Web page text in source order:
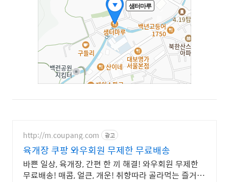
http://m.coupang.com 광고
육개장 쿠팡 와우회원 무제한 무료배송
바쁜 일상, 육개장, 간편 한 끼 해결! 와우회원 무제한
무료배송! 매콤, 얼큰, 개운! 취향따라 골라먹는 즐거움,